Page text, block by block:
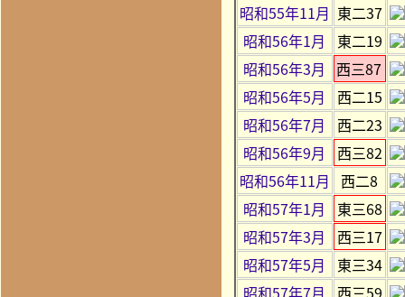
昭和55年11月 東二37
昭和56年1月
東二19
昭和56年3月
西三87
昭和56年5月
西二15
昭和56年7月
西二23
昭和56年9月
西三82
昭和56年11月
西二8
昭和57年1月
東三68
昭和57年3月
西三17
昭和57年5月
東三34
昭和57年7月
西三59